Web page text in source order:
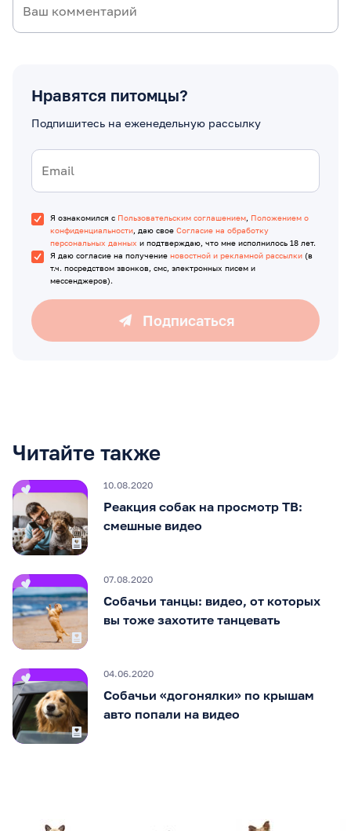
Нравятся питомцы?
Подпишитесь на еженедельную рассылку
Я ознакомился с Пользовательским соглашением, Положением о
конфиденциальности, даю свое Согласие на обработку
персональных данных и подтверждаю, что мне исполнилось 18 лет.
Я даю согласие на получение новостной и рекламной рассылки (в
т.ч. посредством звонков, смс, электронных писем и
мессенджеров).
Подписаться
Читайте также
10.08.2020
Реакция собак на просмотр ТВ:
смешные видео
07.08.2020
Собачьи танцы: видео, от которых
вы тоже захотите танцевать
04.06.2020
Собачьи «догонялки» по крышам
авто попали на видео